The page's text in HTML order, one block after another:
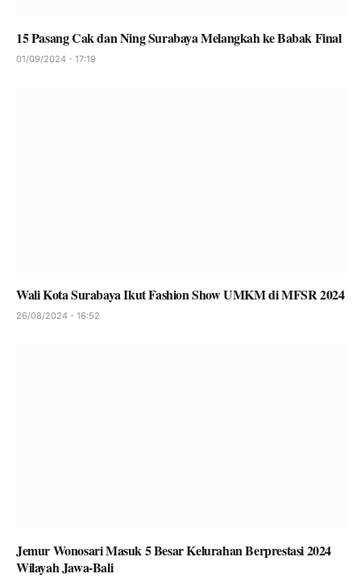
15 Pasang Cak dan Ning Surabaya Melangkah ke Babak Final
01/09/2024 - 17:19
Wali Kota Surabaya Ikut Fashion Show UMKM di MFSR 2024
26/08/2024 - 16:52
Jemur Wonosari Masuk 5 Besar Kelurahan Berprestasi 2024
Wilayah Jawa-Bali